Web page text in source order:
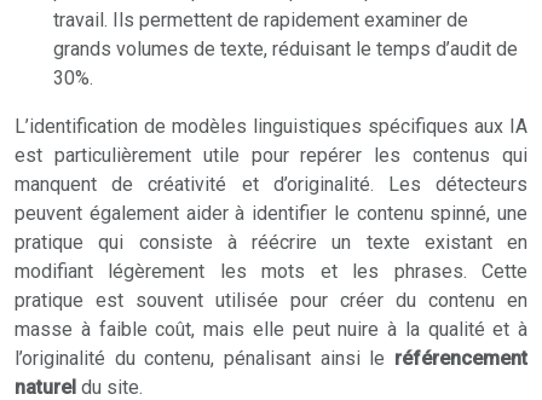
travail. Ils permettent de rapidement examiner de
grands volumes de texte, réduisant le temps d’audit de
30%.
L’identification de modèles linguistiques spécifiques aux IA
est particulièrement utile pour repérer les contenus qui
manquent de créativité et d’originalité. Les détecteurs
peuvent également aider à identifier le contenu spinné, une
pratique qui consiste à réécrire un texte existant en
modifiant légèrement les mots et les phrases. Cette
pratique est souvent utilisée pour créer du contenu en
masse à faible coût, mais elle peut nuire à la qualité et à
l’originalité du contenu, pénalisant ainsi le référencement
naturel du site.